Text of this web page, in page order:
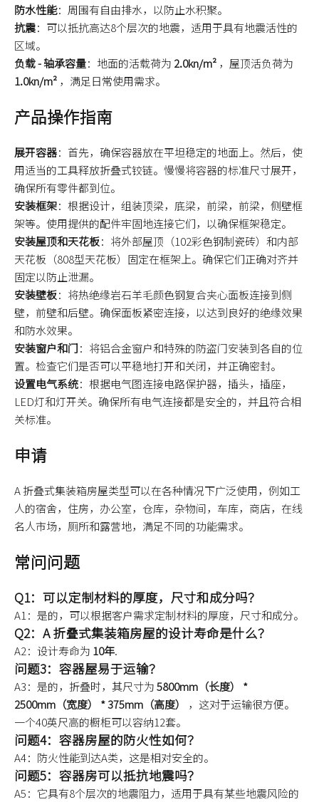
防水性能：周围有自由排水，以防止水积聚。
抗震：可以抵抗高达8个层次的地震，适用于具有地震活性的
区域。
负载 - 轴承容量：地面的活载荷为 2.0kn/m² ，屋顶活负荷为
1.0kn/m² ，满足日常使用需求。
产品操作指南
展开容器：首先，确保容器放在平坦稳定的地面上。然后，使
用适当的工具释放折叠式铰链。慢慢将容器的标准尺寸展开，
确保所有零件都到位。
安装框架：根据设计，组装顶梁，底梁，前梁，前梁，侧壁框
架等。使用提供的配件牢固地连接它们，以确保框架稳定。
安装屋顶和天花板：将外部屋顶（102彩色钢制瓷砖）和内部
天花板（808型天花板）固定在框架上。确保它们正确对齐并
固定以防止泄漏。
安装壁板：将热绝缘岩石羊毛颜色钢复合夹心面板连接到侧
壁，前壁和后壁。确保面板紧密连接，以达到良好的绝缘效果
和防水效果。
安装窗户和门：将铝合金窗户和特殊的防盗门安装到各自的位
置。检查它们是否可以平稳地打开和关闭，并正确密封。
设置电气系统：根据电气图连接电路保护器，插头，插座，
LED灯和灯开关。确保所有电气连接都是安全的，并且符合相
关标准。
申请
A 折叠式集装箱房屋类型可以在各种情况下广泛使用，例如工
人的宿舍，住房，办公室，仓库，杂物间，车库，商店，在线
名人市场，厕所和露营地，满足不同的功能需求。
常问问题
Q1：可以定制材料的厚度，尺寸和成分吗？
A1：是的，可以根据客户需求定制材料的厚度，尺寸和成分。
Q2：A 折叠式集装箱房屋的设计寿命是什么？
A2：设计寿命为 10年.
问题3：容器屋易于运输？
A3：是的，折叠时，其尺寸为5800mm（长度） *
2500mm（宽度） * 375mm（高度） ，这对于运输很方便。
一个40英尺高的橱柜可以容纳12套。
问题4：容器房屋的防火性如何？
A4：防火性能到达A类，这是相对安全的。
问题5：容器房可以抵抗地震吗？
A5：它具有8个层次的地震阻力，适用于具有某些地震风险的